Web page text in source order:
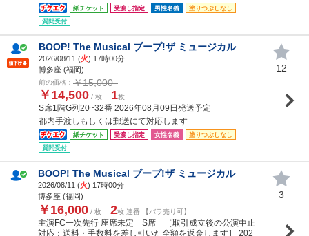
紙チケット 受渡し指定 男性名義
塗りつぶしなし
質問受付
BOOP! The Musical ブープ!ザ ミュージカル
2026/08/11 (火) 17時00分
博多座 (福岡)
前の価格： ￥15,000
￥14,500 / 枚 1枚
S席1階G列20~32番 2026年08月09日発送予定
都内手渡しもしくは郵送にて対応します
紙チケット 受渡し指定 女性名義
塗りつぶしなし
質問受付
12
BOOP! The Musical ブープ!ザ ミュージカル
2026/08/11 (火) 17時00分
博多座 (福岡)
￥16,000 / 枚 2枚 連番 【バラ売り可】
主演FC一次先行 座席未定 S席 ［取引成立後の公演中止
対応：送料・手数料を差し引いた全額を返金します］ 202
3